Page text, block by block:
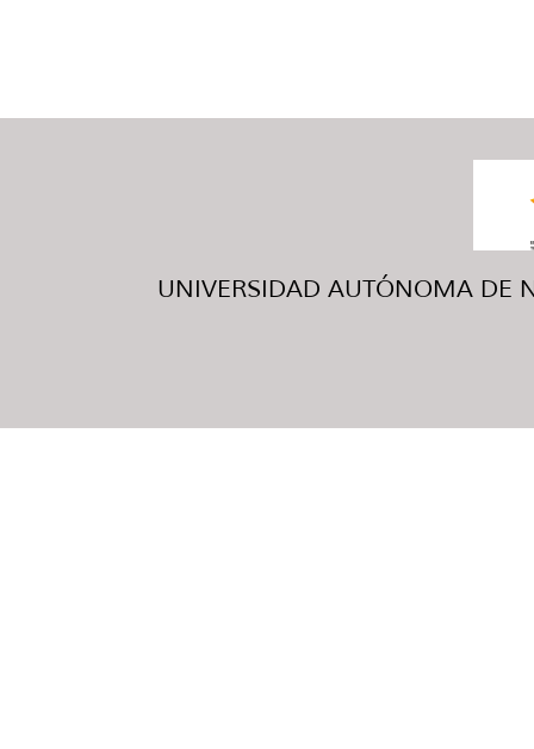
UNIVERSIDAD AUTÓNOMA DE